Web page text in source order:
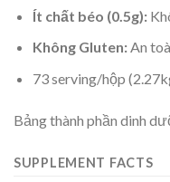
Ít chất béo (0.5g):
Không Gluten:An
73 serving/hộp
Bảng thành phần dinh
SUPPLEMENT FACTS